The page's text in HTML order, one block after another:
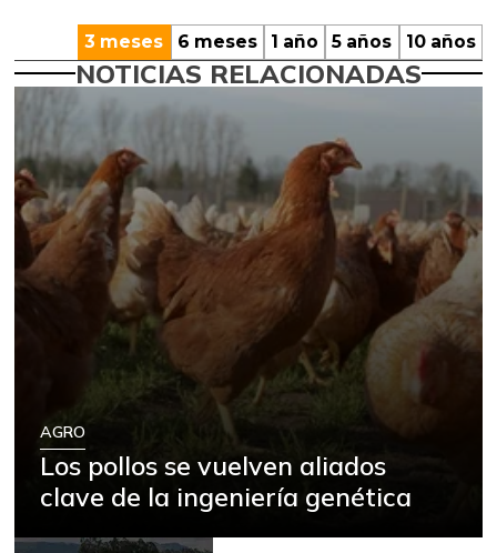
3 meses 6 meses 1 año 5 años 10 años
NOTICIAS RELACIONADAS
AGRO
Los pollos se vuelven aliados
clave de la ingeniería genética